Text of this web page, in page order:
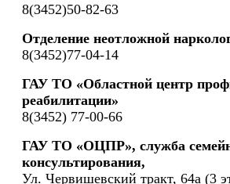
8(3452)50-82-63
Отделение неотложной
8(3452)77-04-14
ГАУ ТО «Областной центр
реабилитации»
8(3452) 77-00-66
ГАУ ТО «ОЦПР», служба
консультирования,
Ул. Червишевский тракт, 64а (3